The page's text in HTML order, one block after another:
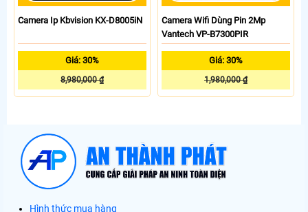
Camera Ip Kbvision KX-D8005iN
Giá: 30%
8,980,000 ₫
Camera Wifi Dùng Pin 2Mp
Vantech VP-B7300PIR
Giá: 30%
1,980,000 ₫
Hình thức mua hàng